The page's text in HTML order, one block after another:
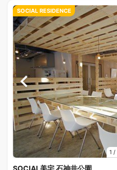
1 /
SOCIAL RESIDENCE
SOCIAL美宅 石神井公園